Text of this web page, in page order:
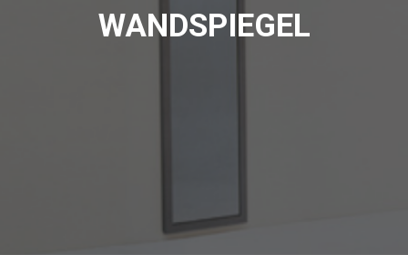
WANDSPIEGEL